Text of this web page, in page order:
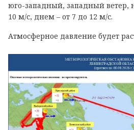
юго-западный, западный ветер,
10 м/с, днем – от 7 до 12 м/с.
Атмосферное давление будет